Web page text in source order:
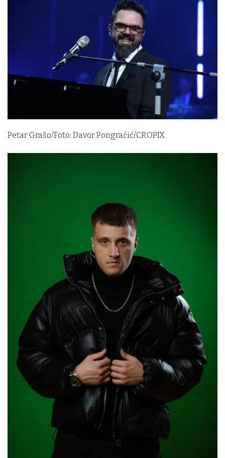
Petar Grašo/Foto: Davor Pongračić/CROPIX